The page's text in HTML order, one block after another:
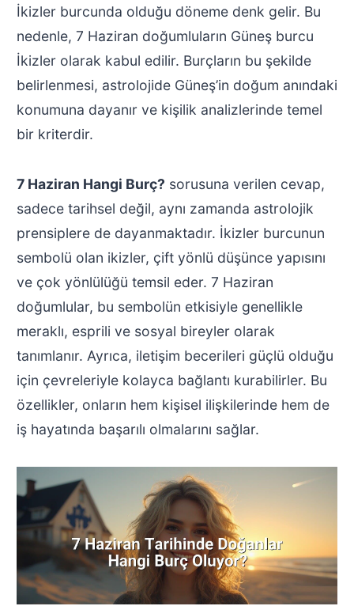
İkizler burcunda olduğu döneme denk gelir. Bu
nedenle, 7 Haziran doğumluların Güneş burcu
İkizler olarak kabul edilir. Burçların bu şekilde
belirlenmesi, astrolojide Güneş’in doğum anındaki
konumuna dayanır ve kişilik analizlerinde temel
bir kriterdir.
7 Haziran Hangi Burç? sorusuna verilen cevap,
sadece tarihsel değil, aynı zamanda astrolojik
prensiplere de dayanmaktadır. İkizler burcunun
sembolü olan ikizler, çift yönlü düşünce yapısını
ve çok yönlülüğü temsil eder. 7 Haziran
doğumlular, bu sembolün etkisiyle genellikle
meraklı, esprili ve sosyal bireyler olarak
tanımlanır. Ayrıca, iletişim becerileri güçlü olduğu
için çevreleriyle kolayca bağlantı kurabilirler. Bu
özellikler, onların hem kişisel ilişkilerinde hem de
iş hayatında başarılı olmalarını sağlar.